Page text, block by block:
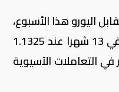
الدولار مستوى 1.14 مقابل اليورو هذا الأسبوع،
ووصل إلى أقوى مستوى له في 13 شهرا عند ​1.1325
في التعاملات الآسيوية